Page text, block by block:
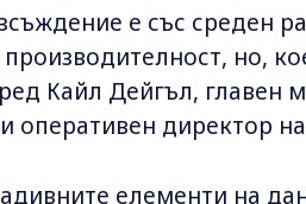
е със среден
но,
Кайл Дейгъл, главен
оперативен директор
елементи на